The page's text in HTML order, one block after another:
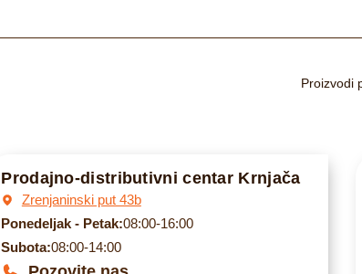
Proizvodi
Prodajno-distributivni centar Krnjača
Zrenjaninski put 43b
Ponedeljak - Petak:08:00-16:00
Subota:08:00-14:00